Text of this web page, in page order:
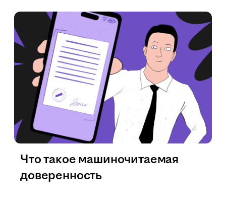
Что такое машиночитаемая
доверенность